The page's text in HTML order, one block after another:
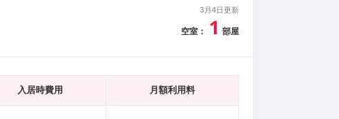
3月4日更新
空室： 1 部屋
入居時費用 月額利用料